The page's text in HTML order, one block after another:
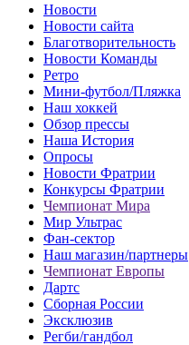
Новости
Новости сайта
Благотворительность
Новости Команды
Ретро
Мини-футбол/Пляжка
Наш хоккей
Обзор прессы
Наша История
Опросы
Новости Фратрии
Конкурсы Фратрии
Чемпионат Мира
Мир Ультрас
Фан-cектор
Наш магазин/партнеры
Чемпионат Европы
Дартс
Сборная России
Эксклюзив
Регби/гандбол